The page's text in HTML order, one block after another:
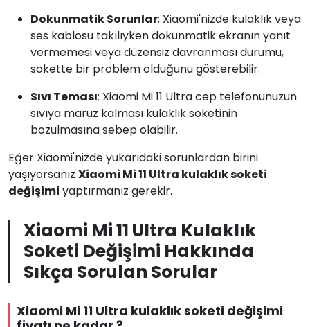
Dokunmatik Sorunlar: Xiaomi'nizde kulaklık veya
ses kablosu takılıyken dokunmatik ekranın yanıt
vermemesi veya düzensiz davranması durumu,
sokette bir problem olduğunu gösterebilir.
Sıvı Teması: Xiaomi Mi 11 Ultra cep telefonunuzun
sıvıya maruz kalması kulaklık soketinin
bozulmasına sebep olabilir.
Eğer Xiaomi'nizde yukarıdaki sorunlardan birini
yaşıyorsanız Xiaomi Mi 11 Ultra kulaklık soketi
değişimi yaptırmanız gerekir.
Xiaomi Mi 11 Ultra Kulaklık
Soketi Değişimi Hakkında
Sıkça Sorulan Sorular
Xiaomi Mi 11 Ultra kulaklık soketi değişimi